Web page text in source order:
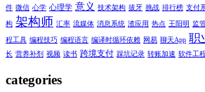
件 微信 心学 心理学 意义 技术架构 拔牙 挑战 排行榜 支付
构 架构师 汇率 流媒体 消息系统 渣应用 热点 王阳明 监
程工具 编程技巧 编程语言 编译时循环依赖 网易 聊天App 职
长 营养补剂 视频 读书 跨境支付 踩坑记录 转账加速 软件工
categories